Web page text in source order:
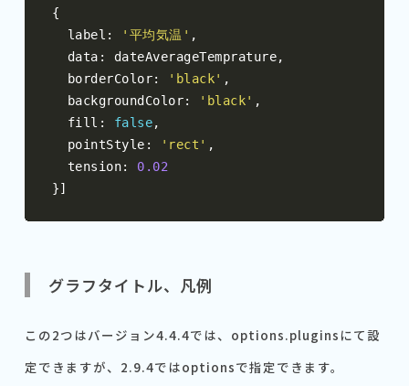
{
  label
: '平均気温' ,
  data
: dateAverageTemprature,
  borderColor
: 'black' ,
  backgroundColor
: 'black' ,
  fill
: false,
  pointStyle
: 'rect' ,
  tension
:
0.02
}]
グラフタイトル、凡例
この2つはバージョン4.4.4では、options.pluginsにて設
定できますが、2.9.4ではoptionsで指定できます。